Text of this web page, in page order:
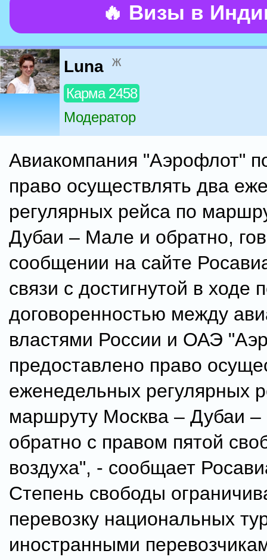
🔥 Визы в
Luna ж
Карма 2458
Модератор
Авиакомпания "Аэрофлот"
право осуществлять два
регулярных рейса по
Дубаи – Мале и обратно,
сообщении на сайте
связи с достигнутой в ходе
договоренностью между
властями России и ОАЭ
предоставлено право
еженедельных регулярных
маршруту Москва – Дубаи
обратно с правом пятой
воздуха", - сообщает
Степень свободы
перевозку национальных
иностранными